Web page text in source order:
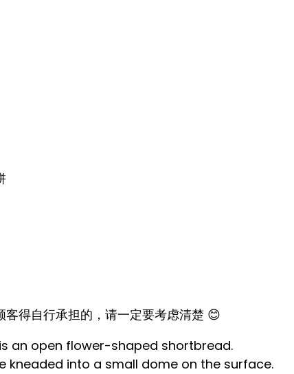
得自行承担的，请一定要考虑清楚 😊
an open flower-shaped shortbread.
kneaded into a small dome on the surface.